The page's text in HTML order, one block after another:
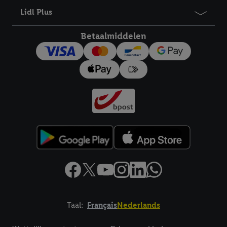
Lidl Plus
Betaalmiddelen
Taal: FrançaisNederlands